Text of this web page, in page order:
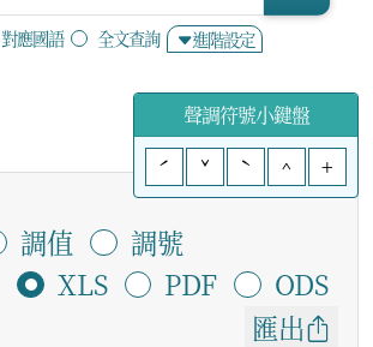
對應國語 全文查詢 進階設定
聲調符號小鍵盤
ˊ
ˇ ˋ ^ +
調值
調號
XLS
PDF
ODS
匯出